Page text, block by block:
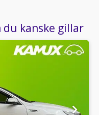
du kanske gillar